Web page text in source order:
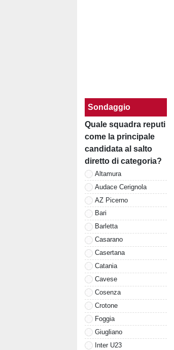
Sondaggio
Quale squadra reputi
come la principale
candidata al salto
diretto di categoria?
Altamura
Audace Cerignola
AZ Picerno
Bari
Barletta
Casarano
Casertana
Catania
Cavese
Cosenza
Crotone
Foggia
Giugliano
Inter U23